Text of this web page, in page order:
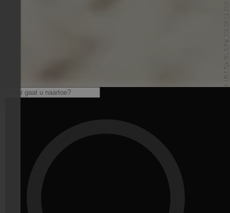
© IDM Südtirol - Alto Adige/Alex Moling - www.idm-suedtirol.com